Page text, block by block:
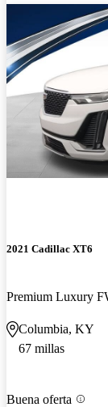
2021 Cadillac XT6
Premium Luxury
Columbia, KY
67 millas
Buena oferta